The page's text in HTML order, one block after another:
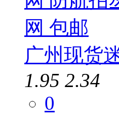
广州现货
1.95 2.34
0